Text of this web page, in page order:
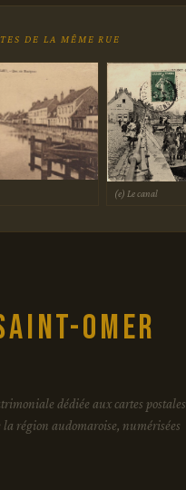
DE LA MÊME RUE
(e) Le canal
Omer
dédiée aux cartes postales
la région audomaroise, numérisées